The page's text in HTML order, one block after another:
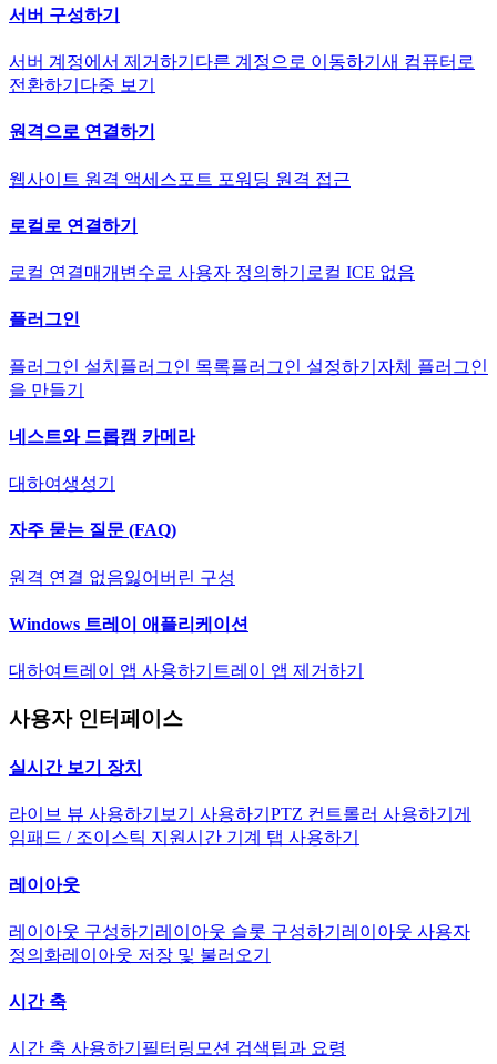
서버 구성하기
서버 계정에서 제거하기 다른 계정으로 이동하기 새 컴퓨터로
전환하기 다중 보기
원격으로 연결하기
웹사이트 원격 액세스포트 포워딩 원격 접근
로컬로 연결하기
로컬 연결매개변수로 사용자 정의하기 로컬 ICE 없음
플러그인
플러그인 설치 플러그인 목록플러그인 설정하기 자체 플러그인
을 만들기
네스트와 드롭캠 카메라
대하여생성기
자주 묻는 질문 (FAQ)
원격 연결 없음잃어버린 구성
Windows 트레이 애플리케이션
대하여 트레이 앱 사용하기 트레이 앱 제거하기
사용자 인터페이스
실시간 보기 장치
라이브 뷰 사용하기 보기 사용하기 PTZ 컨트롤러 사용하기 게
임패드 / 조이스틱 지원시간 기계 탭 사용하기
레이아웃
레이아웃 구성하기 레이아웃 슬롯 구성하기 레이아웃 사용자
정의화레이아웃 저장 및 불러오기
시간 축
시간 축 사용하기 필터링모션 검색팁과 요령